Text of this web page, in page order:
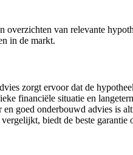
van relevante
in de markt.
zorgt ervoor dat de
financiële situatie en
goed onderbouwd advies is
biedt de beste garantie